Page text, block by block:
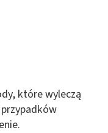
które wyleczą